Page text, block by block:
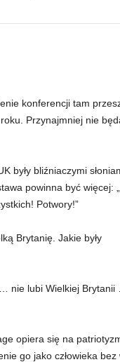
konferencji tam
Przynajmniej nie
były bliźniaczymi
powinna być więcej:
Potwory!”
Brytanię. Jakie były
… nie lubi Wielkiej
opiera się na
go jako człowieka bez